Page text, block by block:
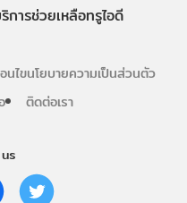
การช่วยเหลือทรูไอดี
นไขนโยบายความเป็นส่วนตัว
ติดต่อเรา